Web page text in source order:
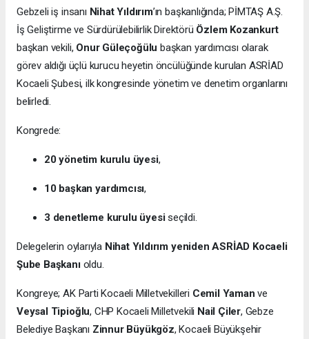
Gebzeli iş insanı Nihat Yıldırım’ın başkanlığında; PİMTAŞ A.Ş.
İş Geliştirme ve Sürdürülebilirlik Direktörü Özlem Kozankurt
başkan vekili, Onur Güleçoğülu başkan yardımcısı olarak
görev aldığı üçlü kurucu heyetin öncülüğünde kurulan ASRİAD
Kocaeli Şubesi, ilk kongresinde yönetim ve denetim organlarını
belirledi.
Kongrede:
20 yönetim kurulu üyesi,
10 başkan yardımcısı,
3 denetleme kurulu üyesiseçildi.
Delegelerin oylarıyla Nihat Yıldırım yeniden ASRİAD Kocaeli
Şube Başkanıoldu.
Kongreye; AK Parti Kocaeli Milletvekilleri Cemil Yaman ve
Veysal Tipioğlu, CHP Kocaeli Milletvekili Nail Çiler, Gebze
Belediye Başkanı Zinnur Büyükgöz, Kocaeli Büyükşehir